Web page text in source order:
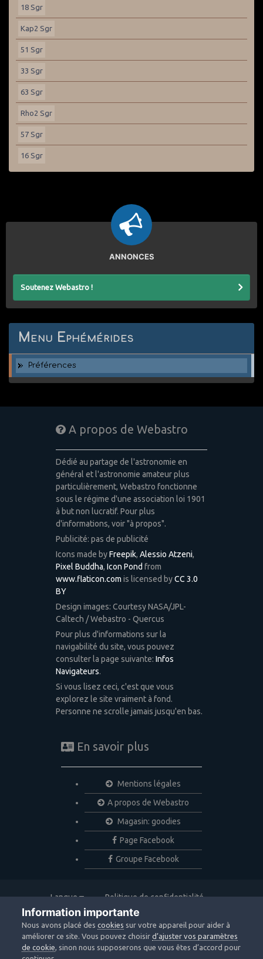
18 Sgr
Kap2 Sgr
51 Sgr
33 Sgr
63 Sgr
Rho2 Sgr
57 Sgr
16 Sgr
ANNONCES
Soutenez Webastro !
Menu Ephémérides
Préférences
A propos de Webastro
Dédié au partage de l'astronomie en
général et l'astronomie amateur plus
particulièrement, Webastro fonctionne
sous le régime d'une association loi 1901
à but non lucratif. Pour plus
d'informations, voir "à propos".
Publicité: pas de publicité
Icons made byFreepik, Alessio Atzeni,
Pixel Buddha, Icon Pond from
www.flaticon.com is licensed byCC 3.0
BY
Design images: Courtesy NASA/JPL-
Caltech / Webastro - Quercus
Pour plus d'informations sur la
navigabilité du site, vous pouvez
consulter la page suivante: Infos
Navigateurs.
Si vous lisez ceci, c'est que vous
explorez le site vraiment à fond.
Personne ne scrolle jamais jusqu'en bas.
En savoir plus
Mentions légales
A propos de Webastro
Magasin: goodies
Page Facebook
Groupe Facebook
Langue
Politique de confidentialité
Nous contacter
Copyright © 2020 Webastro
Powered by Invision Community
Information importante
Nous avons placé descookies sur votre appareil pour aider à
améliorer ce site. Vous pouvez choisird’ajuster vos paramètres
de cookie, sinon nous supposerons que vous êtes d’accord pour